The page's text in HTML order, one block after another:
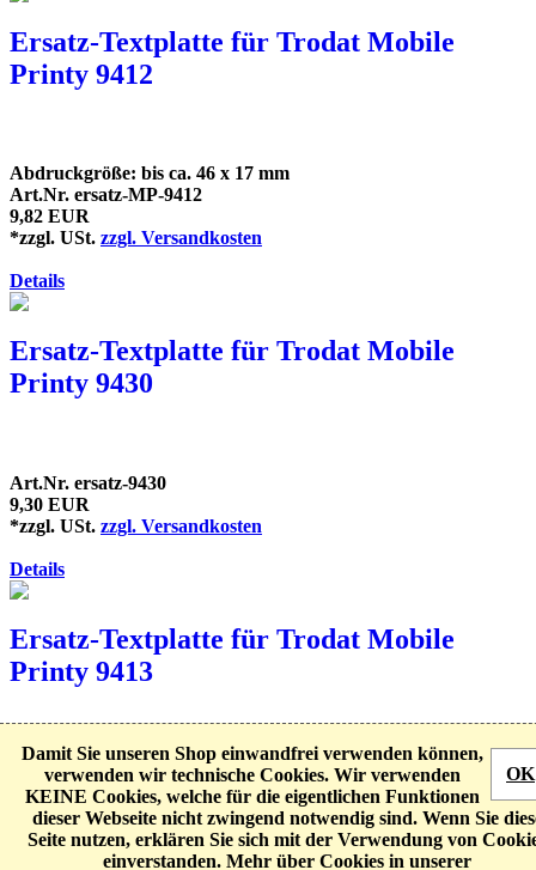
Ersatz-Textplatte für Trodat Mobile
Printy 9412
Abdruckgröße: bis ca. 46 x 17 mm
Art.Nr. ersatz-MP-9412
9,82 EUR
*zzgl. USt. zzgl. Versandkosten
Details
Ersatz-Textplatte für Trodat Mobile
Printy 9430
Art.Nr. ersatz-9430
9,30 EUR
*zzgl. USt. zzgl. Versandkosten
Details
Ersatz-Textplatte für Trodat Mobile
Printy 9413
Abdruckgröße: bis ca. 57 x 21 mm
Art.Nr. ersatz-MP-9413
11,54 EUR
*zzgl. USt.zzgl. Versandkosten
OK
Damit Sie unseren Shop einwandfrei verwenden können,
verwenden wir technische Cookies. Wir verwenden
KEINE Cookies, welche für die eigentlichen Funktionen
dieser Webseite nicht zwingend notwendig sind. Wenn Sie
Seite nutzen, erklären Sie sich mit der Verwendung von
einverstanden. Mehr über Cookies in unserer